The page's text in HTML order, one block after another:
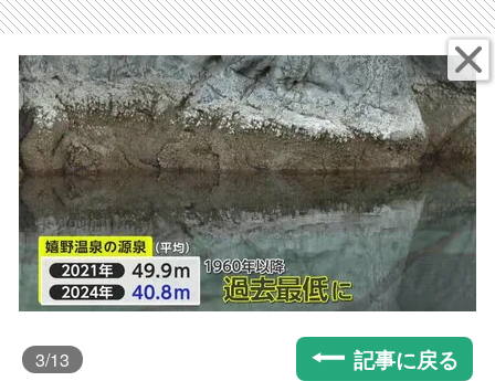
3/13 記事に戻る